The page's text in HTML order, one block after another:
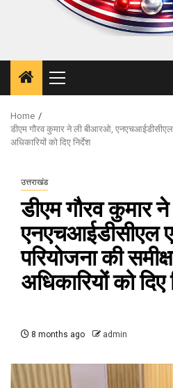
Primary
Menu
Home
डीएम गौरव कुमार ने ली बीआरओ, एनएचआईडीसीएल
अधिकारियों को दिए निर्देश
उत्तराखंड
डीएम गौरव कुमार
एनएचआईडीसीएल
परियोजना की
अधिकारियों को दिए
8 months ago admin